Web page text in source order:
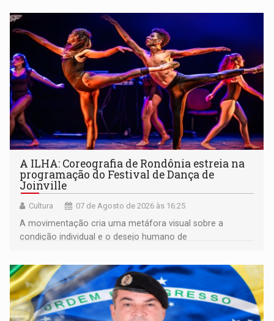
A ILHA: Coreografia de Rondônia estreia na
programação do Festival de Dança de
Joinville
Cultura 07 de Agosto de 2026 às 16:25
A movimentação cria uma metáfora visual sobre a
condição individual e o desejo humano de